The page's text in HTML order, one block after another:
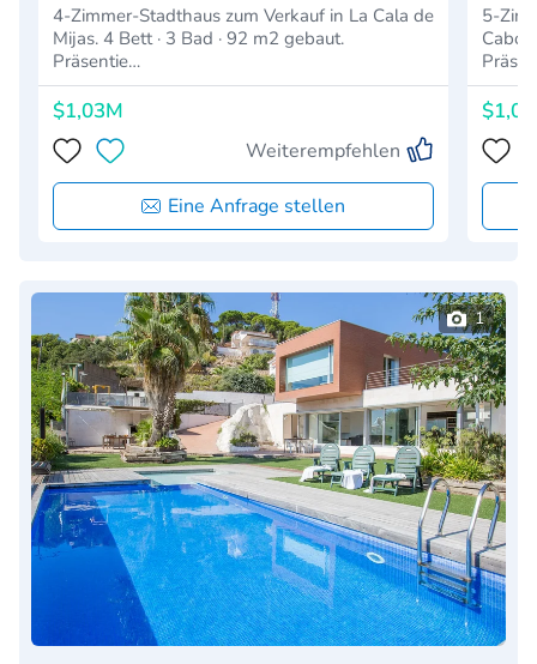
4-Zimmer-Stadthaus zum Verkauf in La Cala de
Mijas. 4 Bett · 3 Bad · 92 m2 gebaut.
Präsentie…
$1,03M
Weiterempfehlen
Eine Anfrage stellen
5-
1